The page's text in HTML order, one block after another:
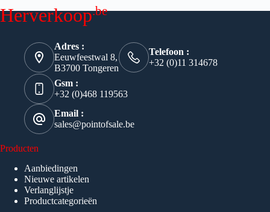
Herverkoop.be
Adres :
Eeuwfeestwal 8,
B3700 Tongeren
Telefoon :
+32 (0)11 314678
Gsm :
+32 (0)468 119563
Email :
sales@pointofsale.be
Producten
Aanbiedingen
Nieuwe artikelen
Verlanglijstje
Productcategorieën